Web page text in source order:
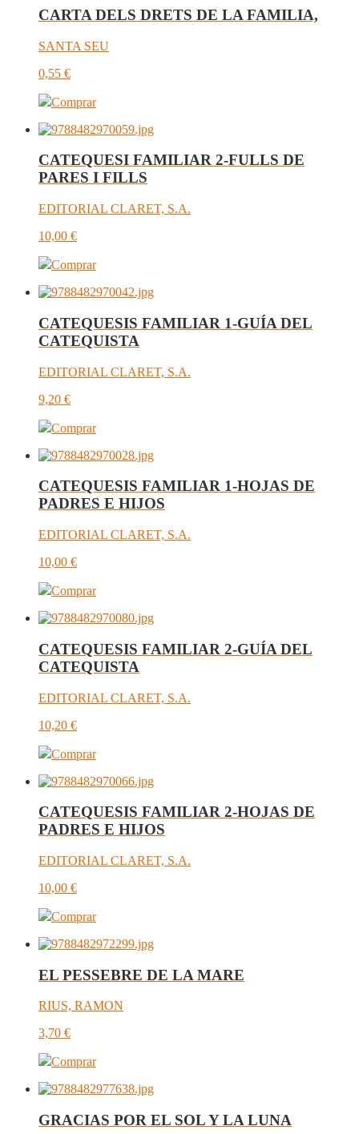
CARTA DELS DRETS DE LA FAMILIA,
SANTA SEU
0,55 €
Comprar
CATEQUESI FAMILIAR 2-FULLS DE
PARES I FILLS
EDITORIAL CLARET, S.A.
10,00 €
Comprar
CATEQUESIS FAMILIAR 1-GUÍA DEL
CATEQUISTA
EDITORIAL CLARET, S.A.
9,20 €
Comprar
CATEQUESIS FAMILIAR 1-HOJAS DE
PADRES E HIJOS
EDITORIAL CLARET, S.A.
10,00 €
Comprar
CATEQUESIS FAMILIAR 2-GUÍA DEL
CATEQUISTA
EDITORIAL CLARET, S.A.
10,20 €
Comprar
CATEQUESIS FAMILIAR 2-HOJAS DE
PADRES E HIJOS
EDITORIAL CLARET, S.A.
10,00 €
Comprar
EL PESSEBRE DE LA MARE
RIUS, RAMON
3,70 €
Comprar
GRACIAS POR EL SOL Y LA LUNA